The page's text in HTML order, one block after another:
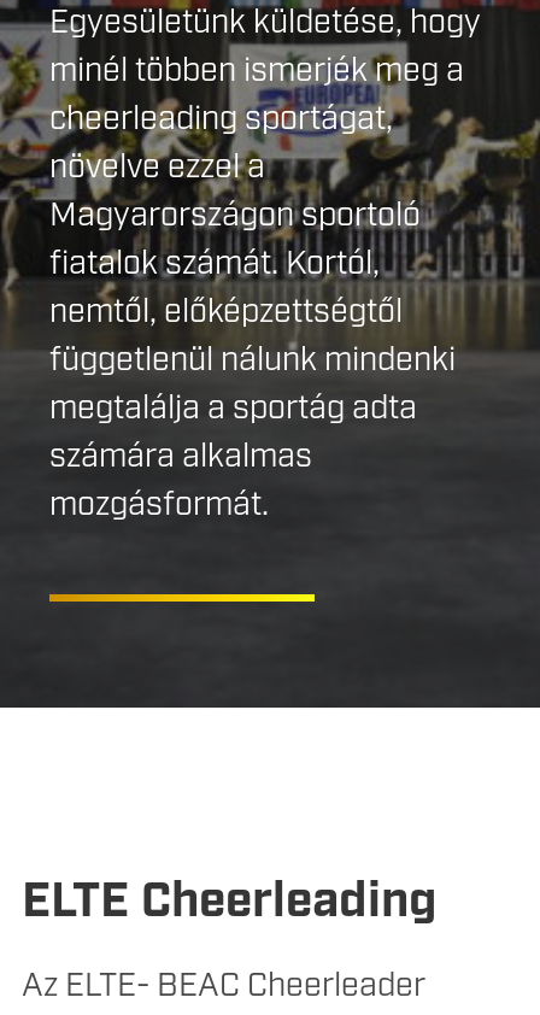
Egyesületünk küldetése, hogy
minél többen ismerjék meg a
cheerleading sportágat,
növelve ezzel a
Magyarországon sportoló
fiatalok számát. Kortól,
nemtől, előképzettségtől
függetlenül nálunk mindenki
megtalálja a sportág adta
számára alkalmas
mozgásformát.
ELTE Cheerleading
Az ELTE- BEAC Cheerleader